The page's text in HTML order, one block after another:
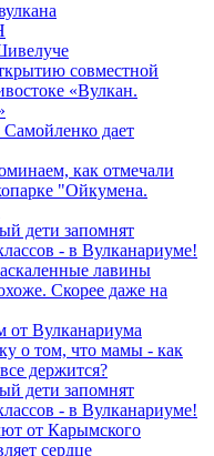
совместной
«Вулкан.
дает
как отмечали
"Ойкумена.
дети запомнят
- в Вулканариуме!
лавины
Скорее даже на
от Вулканариума
о том, что мамы - как
держится?
дети запомнят
- в Вулканариуме!
от Карымского
сердце